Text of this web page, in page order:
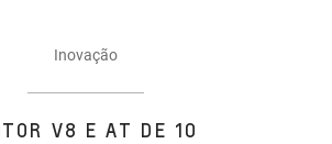
Inovação
V8 E AT DE 10